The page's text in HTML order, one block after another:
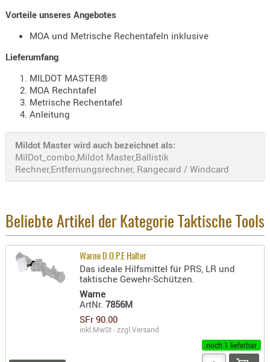
CHASSIS
SPUHR -
Vorteile unseres Angebotes
MOA und Metrische Rechentafeln inklusive
Lieferumfang
MILDOT MASTER®
MOA Rechntafel
Metrische Rechentafel
Anleitung
Mildot Master wird auch bezeichnet als:
MilDot_combo,Mildot Master,Ballistik
Rechner,Entfernungsrechner, Rangecard / Windcard
Beliebte Artikel der Kategorie Taktische Tools
Warne D.O.P.E Halter
Das ideale Hilfsmittel für PRS, LR und
taktische Gewehr-Schützen.
Warne
ArtNr.7856M
SFr 90.00
inkl.MwSt - zzgl.Versand
noch 1 lieferbar